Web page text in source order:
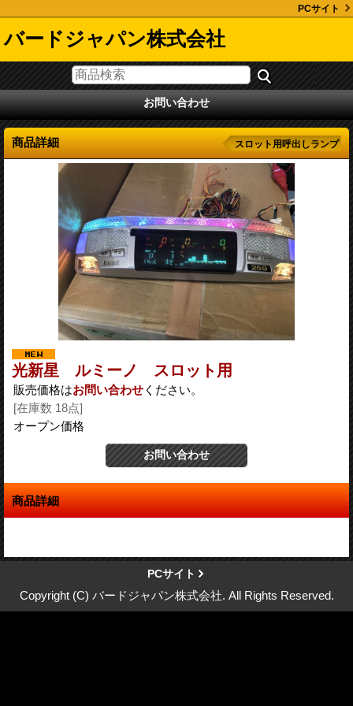
PCサイト
バードジャパン株式会社
お問い合わせ
商品詳細 スロット用呼出しランプ
光新星 ルミーノ スロット用
販売価格はお問い合わせ ください。
[在庫数 18点]
オープン価格
商品詳細
PCサイト
Copyright (C) バードジャパン株式会社. All Rights Reserved.